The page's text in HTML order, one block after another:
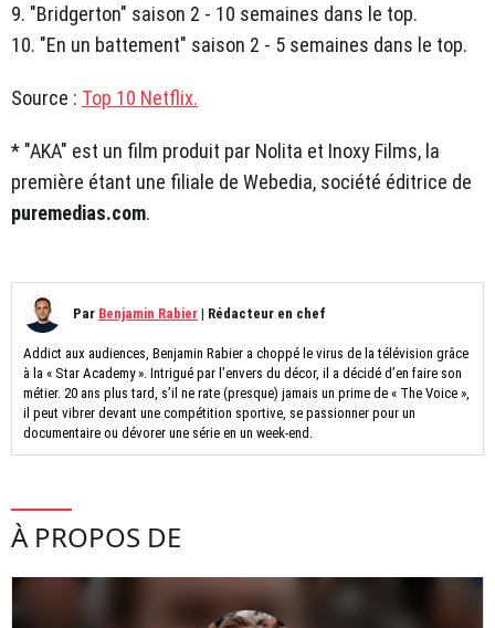
9. "Bridgerton" saison 2 - 10 semaines dans le top.
10. "En un battement" saison 2 - 5 semaines dans le top.
Source : Top 10 Netflix.
* "AKA" est un film produit par Nolita et Inoxy Films, la
première étant une filiale de Webedia, société éditrice de
puremedias.com.
Par Benjamin Rabier | Rédacteur en chef
Addict aux audiences, Benjamin Rabier a choppé le virus de la télévision grâce
à la « Star Academy ». Intrigué par l’envers du décor, il a décidé d’en faire son
métier. 20 ans plus tard, s’il ne rate (presque) jamais un prime de « The Voice »,
il peut vibrer devant une compétition sportive, se passionner pour un
documentaire ou dévorer une série en un week-end.
À PROPOS DE